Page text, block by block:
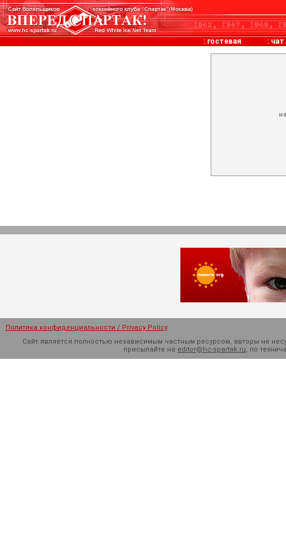
: гостевая : чат
Политика конфиденциальности / Privacy Policy
Сайт является полностью независимым частным ресурсом, авторы не
присылайте на editor@hc-spartak.ru, по